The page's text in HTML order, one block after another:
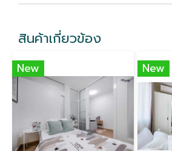
สินค้าเกี่ยวข้อง
New New